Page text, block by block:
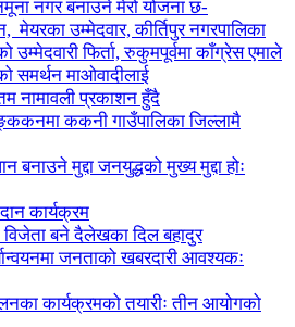
नगर बनाउने मेरो योजना छ-
मेयरका उम्मेदवार, कीर्तिपुर नगरपालिका
उम्मेदवारी फिर्ता, रुकुमपूर्वमा काँग्रेस एमाले
समर्थन माओवादीलाई
नामावली प्रकाशन हुँदै
ककनी गाउँपालिका जिल्लामै
बनाउने मुद्दा जनयुद्धको मुख्य मुद्दा होः
कार्यक्रम
बने दैलेखका दिल बहादुर
जनताको खबरदारी आवश्यकः
कार्यक्रमको तयारीः तीन आयोगको